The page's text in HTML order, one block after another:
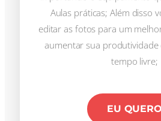
Aulas práticas; Além disso
editar as fotos para um
aumentar sua produtividade
tempo livre;
EU QUERO